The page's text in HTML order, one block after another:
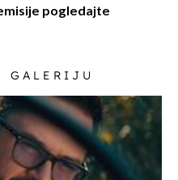
pogledajte
GALERIJU